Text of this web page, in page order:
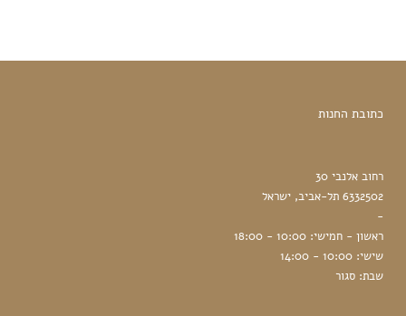
כתובת החנות
רחוב אלנבי 30
6332502 תל-אביב, ישראל
-
ראשון - חמישי: 10:00 - 18:00
שישי: 10:00 - 14:00
שבת: סגור